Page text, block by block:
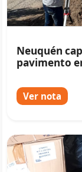
Neuquén
pavimento
Ver nota